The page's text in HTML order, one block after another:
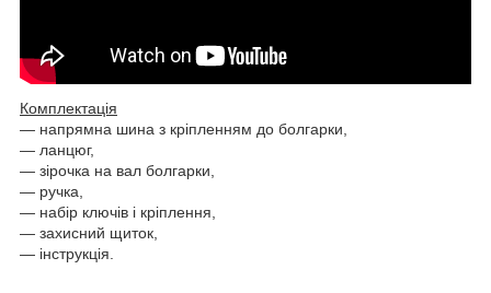
Комплектація
— напрямна шина з кріпленням до болгарки,
— ланцюг,
— зірочка на вал болгарки,
— ручка,
— набір ключів і кріплення,
— захисний щиток,
— інструкція.